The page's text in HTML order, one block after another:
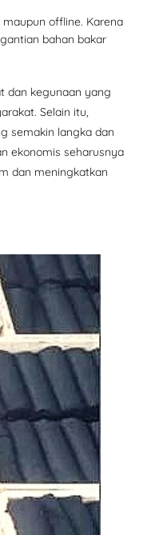
offline. Karena
bahan bakar
dan kegunaan yang
Selain itu,
semakin langka dan
ekonomis seharusnya
dan meningkatkan